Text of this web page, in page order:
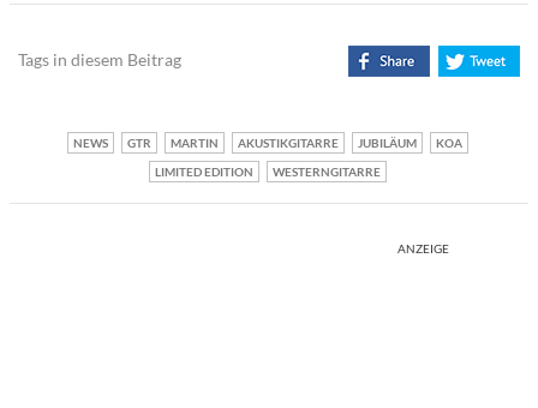
Tags in diesem Beitrag
NEWS GTR MARTIN AKUSTIKGITARRE JUBILÄUM
KOA
LIMITED EDITION
WESTERNGITARRE
ANZEIGE